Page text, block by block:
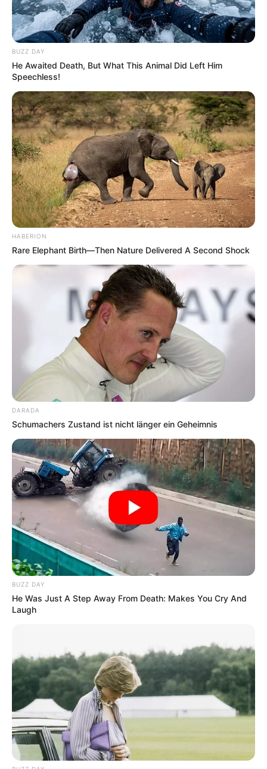
BUZZ DAY
He Awaited Death, But What This Animal Did Left Him
Speechless!
HABERION
Rare Elephant Birth—Then Nature Delivered A Second Shock
DARADA
Schumachers Zustand ist nicht länger ein Geheimnis
BUZZ DAY
He Was Just A Step Away From Death: Makes You Cry And
Laugh